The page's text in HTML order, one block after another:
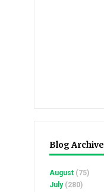
Blog Archive
August (75)
July(280)